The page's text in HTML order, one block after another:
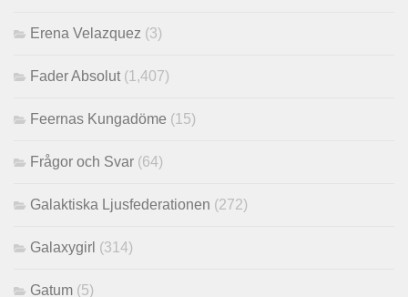
Erena Velazquez (3)
Fader Absolut (1,407)
Feernas Kungadöme (15)
Frågor och Svar (64)
Galaktiska Ljusfederationen (272)
Galaxygirl (314)
Gatum (5)